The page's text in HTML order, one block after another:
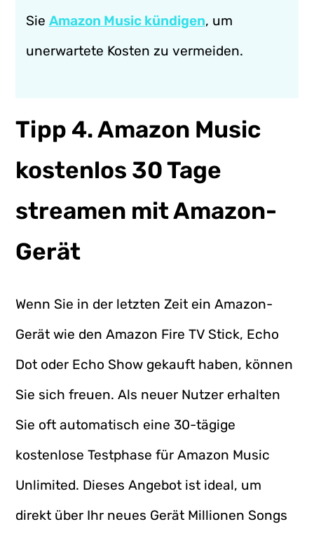
Sie Amazon Music kündigen, um
unerwartete Kosten zu vermeiden.
Tipp 4. Amazon Music
kostenlos 30 Tage
streamen mit Amazon-
Gerät
Wenn Sie in der letzten Zeit ein Amazon-
Gerät wie den Amazon Fire TV Stick, Echo
Dot oder Echo Show gekauft haben, können
Sie sich freuen. Als neuer Nutzer erhalten
Sie oft automatisch eine 30-tägige
kostenlose Testphase für Amazon Music
Unlimited. Dieses Angebot ist ideal, um
direkt über Ihr neues Gerät Millionen Songs